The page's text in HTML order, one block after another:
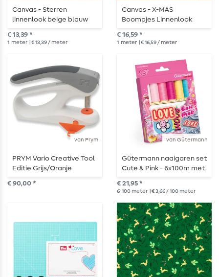
Canvas - Sterren
linnenlook beige blauw
€ 13,39 *
1 meter | € 13,39 / meter
Canvas - X-MAS
Boompjes Linnenlook
Beige Rood
€ 16,59 *
1 meter | € 16,59 / meter
van Prym
PRYM Vario Creative Tool
Editie Grijs/Oranje
€ 90,00 *
van Gütermann
Gütermann naaigaren set
Cute & Pink - 6x100m met
applicaties
€ 21,95 *
6 100 meter | € 3,66 / 100 meter